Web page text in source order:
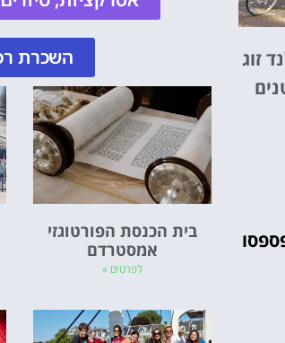
זוג
תפספסו
השכרת
בית הכנסת הפורטוגזי
אמסטרדם
לפרטים »